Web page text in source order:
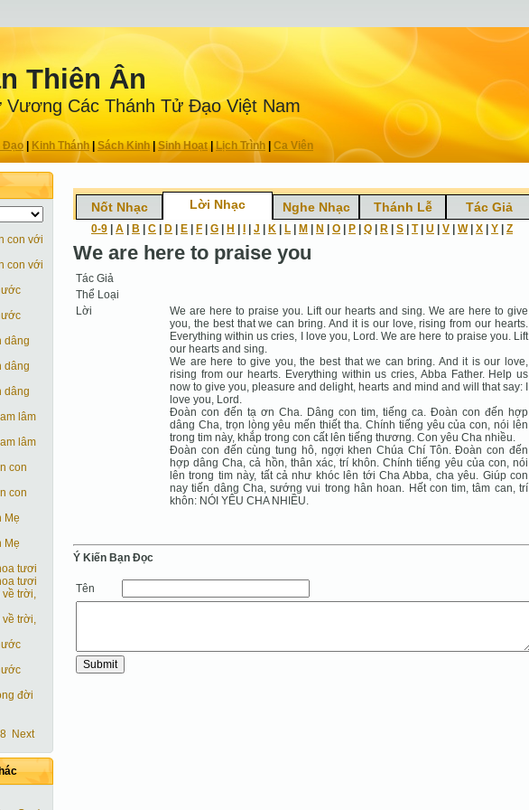
Thiên Ân
Vương Các Thánh Tử Ðạo Việt Nam
Ðạo| Kinh Thánh Sách Kinh|Sinh Hoạt| Lịch Trình Ca Viên
con với
con với
dâng
dâng
dâng
lâm
lâm
con
con
Mẹ
Mẹ
tươi
tươi
về trời,
về trời,
đời
8 Next
Nốt Nhạc Lời Nhạc Nghe Nhạc Thánh Lễ Tác Giả
0-9 A B C D E F G H J K L M N O P Q R S T| U V W| X Y Z
We are here to praise you
Tác Giả
Thể Loại
Lời
We are here to praise you. Lift our hearts and sing. We are here to give
you, the best that we can bring. And it is our love, rising from our hearts.
Everything within us cries, I love you, Lord. We are here to praise you. Lift
our hearts and sing.
We are here to give you, the best that we can bring. And it is our love,
rising from our hearts. Everything within us cries, Abba Father. Help us
now to give you, pleasure and delight, hearts and mind and will that say: I
love you, Lord.
Đoàn con đến tạ ơn Cha. Dâng con tim, tiếng ca. Đoàn con đến hợp
dâng Cha, trọn lòng yêu mến thiết tha. Chính tiếng yêu của con, nói lên
trong tim này, khắp trong con cất lên tiếng thương. Con yêu Cha nhiều.
Đoàn con đến cùng tung hô, ngợi khen Chúa Chí Tôn. Đoàn con đến
hợp dâng Cha, cả hồn, thân xác, trí khôn. Chính tiếng yêu của con, nói
lên trong tim này, tất cả như khóc lên tới Cha Abba, cha yêu. Giúp con
nay tiến dâng Cha, sướng vui trong hân hoan. Hết con tim, tâm can, trí
khôn: NÓI YÊU CHA NHIỀU.
Ý Kiến Bạn Ðọc
Tên